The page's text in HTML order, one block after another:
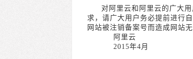
对阿里云和阿里云的广大
求，请广大用户务必提前进行
网站被注销备案号而造成网站无
阿里云
2015年4月